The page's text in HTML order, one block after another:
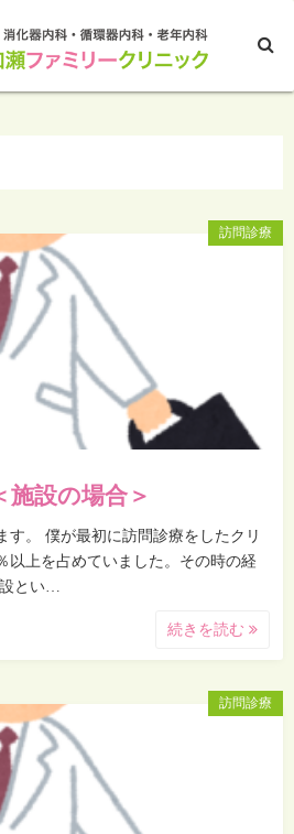
訪問診療
施設の場合＞
す。 僕が最初に訪問診療をしたクリ
以上を占めていました。その時の経
とい…
続きを読む
訪問診療